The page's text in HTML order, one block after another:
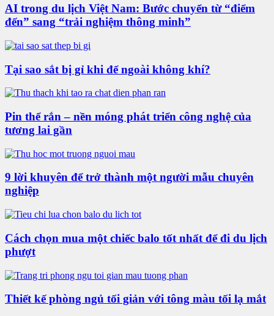
AI trong du lịch Việt Nam: Bước chuyển từ “điểm
đến” sang “trải nghiệm thông minh”
Tại sao sắt bị gỉ khi để ngoài không khí?
Pin thể rắn – nền móng phát triển công nghệ của
tương lai gần
9 lời khuyên để trở thành một người mẫu chuyên
nghiệp
Cách chọn mua một chiếc balo tốt nhất để đi du lịch
phượt
Thiết kế phòng ngủ tối giản với tông màu tối lạ mắt